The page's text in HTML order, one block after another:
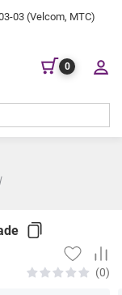
03 (Velcom, МТС)
0
(0)